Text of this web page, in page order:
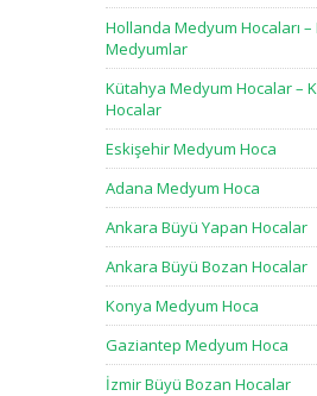
Hollanda Medyum Hocaları –
Medyumlar
Kütahya Medyum Hocalar –
Hocalar
Eskişehir Medyum Hoca
Adana Medyum Hoca
Ankara Büyü Yapan Hocalar
Ankara Büyü Bozan Hocalar
Konya Medyum Hoca
Gaziantep Medyum Hoca
İzmir Büyü Bozan Hocalar